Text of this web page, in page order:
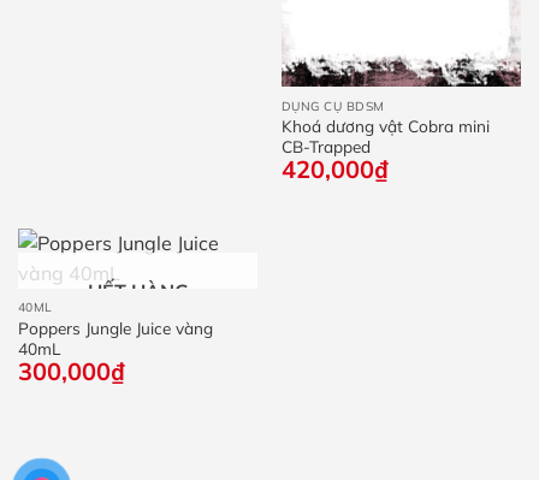
DỤNG CỤ BDSM
Khoá dương vật Cobra mini
CB-Trapped
420,000₫
HẾT HÀNG
40ML
Poppers Jungle Juice vàng
40mL
300,000₫